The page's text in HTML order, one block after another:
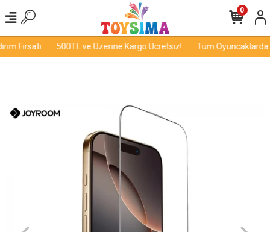
Fırsatı 500TL ve Üzerine Kargo Ücretsiz! Tüm Oyuncaklarda
0